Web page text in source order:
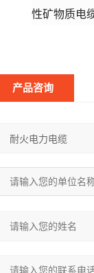
性矿物质电
产品咨询